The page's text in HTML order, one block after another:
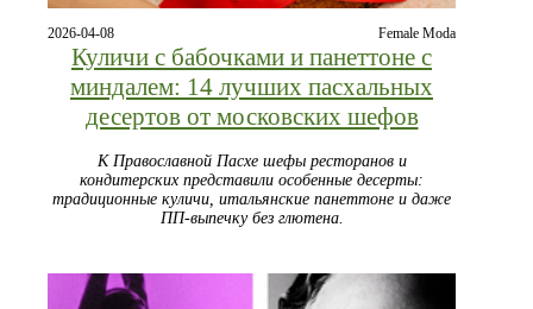
2026-04-08 Female Moda
Куличи с бабочками и панеттоне с
миндалем: 14 лучших пасхальных
десертов от московских шефов
К Православной Пасхе шефы ресторанов и
кондитерских представили особенные десерты:
традиционные куличи, итальянские панеттоне и даже
ПП-выпечку без глютена.